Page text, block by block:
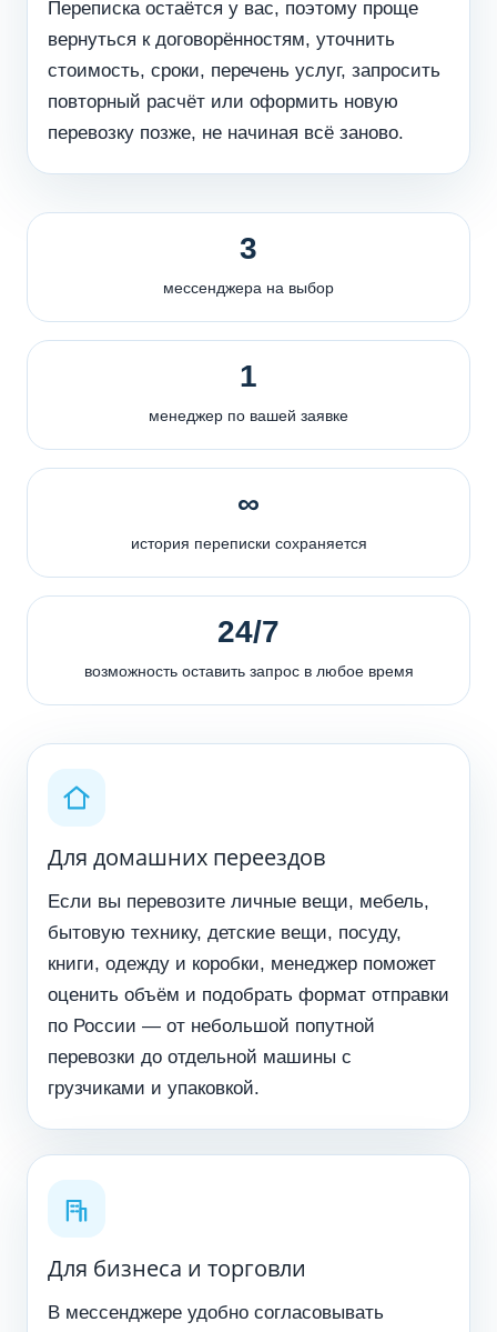
Переписка остаётся у вас, поэтому проще
вернуться к договорённостям, уточнить
стоимость, сроки, перечень услуг, запросить
повторный расчёт или оформить новую
перевозку позже, не начиная всё заново.
3
мессенджера на выбор
1
менеджер по вашей заявке
∞
история переписки сохраняется
24/7
возможность оставить запрос в любое время
Для домашних переездов
Если вы перевозите личные вещи, мебель,
бытовую технику, детские вещи, посуду,
книги, одежду и коробки, менеджер поможет
оценить объём и подобрать формат отправки
по России — от небольшой попутной
перевозки до отдельной машины с
грузчиками и упаковкой.
Для бизнеса и торговли
В мессенджере удобно согласовывать